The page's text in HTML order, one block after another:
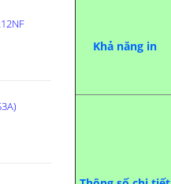
Khả năng in